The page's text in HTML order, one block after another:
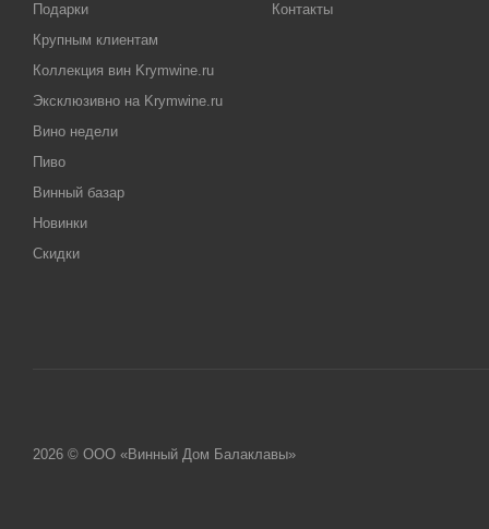
Подарки
Крупным клиентам
Коллекция вин Krymwine.ru
Эксклюзивно на Krymwine.ru
Вино недели
Пиво
Винный базар
Новинки
Скидки
Контакты
2026 © ООО «Винный Дом Балаклавы»